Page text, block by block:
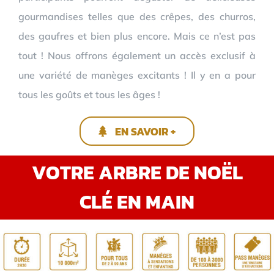
gourmandises telles que des crêpes, des churros,
des gaufres et bien plus encore. Mais ce n’est pas
tout ! Nous offrons également un accès exclusif à
une variété de manèges excitants ! Il y en a pour
tous les goûts et tous les âges !
EN SAVOIR +
VOTRE ARBRE DE NOËL
CLÉ EN MAIN